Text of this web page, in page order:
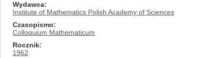
Wydawca
Institute of Mathematics Polish Academy of Sciences
Czasopismo
Colloquium Mathematicum
Rocznik
1962